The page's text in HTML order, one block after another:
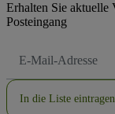
Erhalten Sie aktuelle
Posteingang
Mail-
In die Liste eintragen